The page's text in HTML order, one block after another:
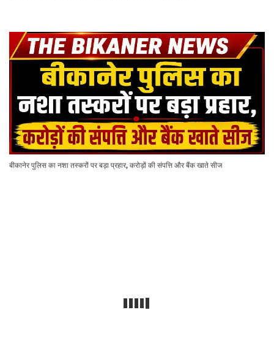
बीकानेर पुलिस का नशा तस्करों पर बड़ा प्रहार, करोड़ों की संपत्ति और बैंक खाते सीज